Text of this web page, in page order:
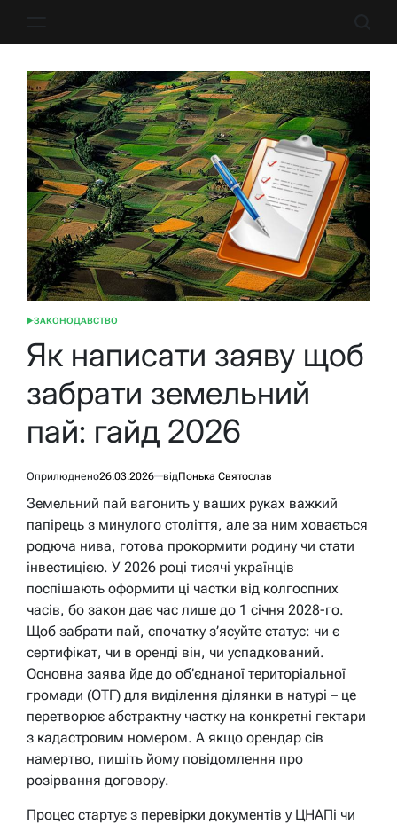
ОПУБЛІКУВАТИ
ЗАКОНОДАВСТВО
Як написати заяву щоб
забрати земельний
пай: гайд 2026
Оприлюднено26.03.2026 відПонька Святослав
Земельний пай вагонить у ваших руках важкий
папірець з минулого століття, але за ним ховається
родюча нива, готова прокормити родину чи стати
інвестицією. У 2026 році тисячі українців
поспішають оформити ці частки від колгоспних
часів, бо закон дає час лише до 1 січня 2028-го.
Щоб забрати пай, спочатку з’ясуйте статус: чи є
сертифікат, чи в оренді він, чи успадкований.
Основна заява йде до об’єднаної територіальної
громади (ОТГ) для виділення ділянки в натурі – це
перетворює абстрактну частку на конкретні гектари
з кадастровим номером. А якщо орендар сів
намертво, пишіть йому повідомлення про
розірвання договору.
Процес стартує з перевірки документів у ЦНАПі чи